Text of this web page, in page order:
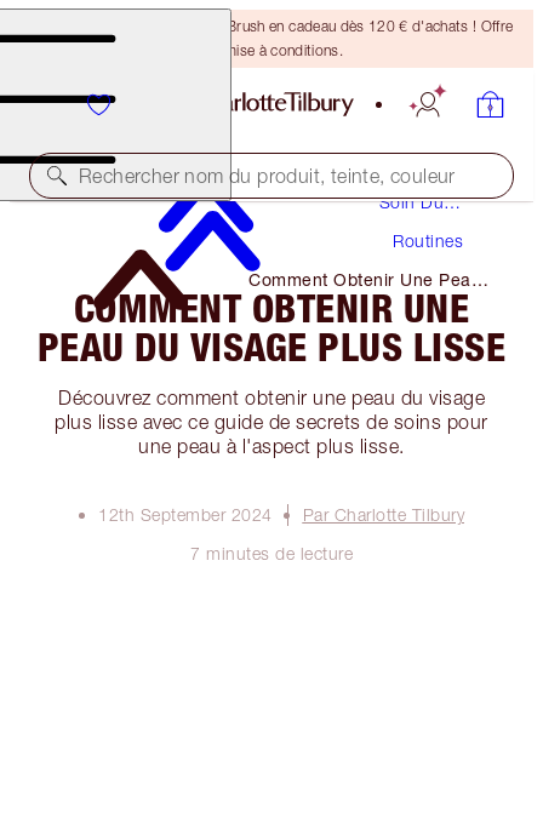
Recevez un pinceau Bronzing Brush en cadeau dès 120 € d'achats ! Offre
soumise à conditions.
Rechercher nom du produit, teinte, couleur
Soin Du
Routines
Comment Obtenir Une Peau
Du Visage Plus Lisse
COMMENT OBTENIR UNE
PEAU DU VISAGE PLUS LISSE
Découvrez comment obtenir une peau du visage
plus lisse avec ce guide de secrets de soins pour
une peau à l'aspect plus lisse.
12th September 2024
Par Charlotte Tilbury
7 minutes de lecture